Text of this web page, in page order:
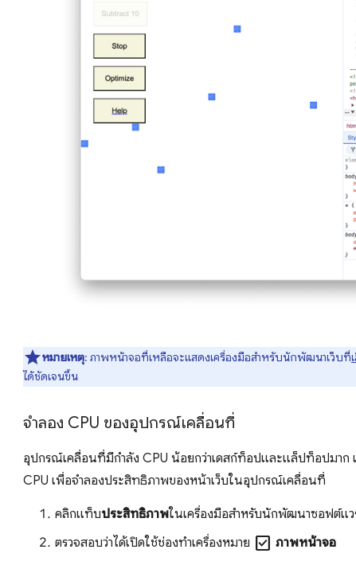
หมายเหตุ: ภาพหน้าจอที่เหลือจะแสดงเครื่องมือสำหรับนักพัฒนาเว็บที่
ได้ชัดเจนขึ้น
จำลอง CPU ของอุปกรณ์เคลื่อนที่
อุปกรณ์เคลื่อนที่มีกำลัง CPU น้อยกว่าเดสก์ท็อปและแล็ปท็อปมาก
CPU เพื่อจําลองประสิทธิภาพของหน้าเว็บในอุปกรณ์เคลื่อนที่
คลิกแท็บประสิทธิภาพในเครื่องมือสําหรับนักพัฒนาซอฟต์แว
ตรวจสอบว่าได้เปิดใช้ช่องทำเครื่องหมาย check_box ภาพหน้าจอ